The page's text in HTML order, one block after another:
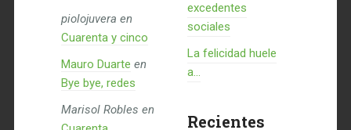
piolojuvera en
Cuarenta y cinco
Mauro Duarte en
Bye bye, redes
Marisol Robles en
excedentes
sociales
La felicidad huele
a...
Recientes